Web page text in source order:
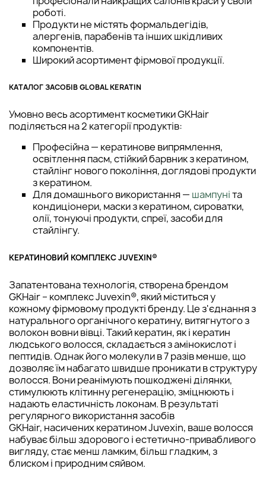
роботі.
Продукти не містять формальдегідів,
алергенів, парабенів та інших шкідливих
компонентів.
Широкий асортимент фірмової продукції.
КАТАЛОГ ЗАСОБІВ GLOBAL KERATIN
Умовно весь асортимент косметики GKHair
поділяється на 2 категорії продуктів:
Професійна — кератинове випрямлення,
освітлення пасм, стійкий барвник з кератином,
стайлінг нового покоління, доглядові продукти
з кератином.
Для домашнього використання — шампуніта
кондиціонери, маски з кератином, сироватки,
олії, тонуючі продукти, спреї, засоби для
стайлінгу.
КЕРАТИНОВИЙ КОМПЛЕКС JUVEXIN®
Запатентована технологія, створена брендом
GKHair – комплекс Juvexin®, який міститься у
кожному фірмовому продукті бренду. Це з'єднання з
натурального органічного кератину, витягнутого з
волокон вовни вівці. Такий кератин, як і кератин
людського волосся, складається з амінокислот і
пептидів. Однак його молекули в 7 разів менше, що
дозволяє їм набагато швидше проникати в структуру
волосся. Вони реанімують пошкоджені ділянки,
стимулюють клітинну регенерацію, зміцнюють і
надають еластичність локонам. В результаті
регулярного використання засобів
GKHair, насичених кератином Juvexin, ваше волосся
набуває більш здорового і естетично-привабливого
вигляду, стає менш ламким, більш гладким, з
блиском і природним сяйвом.